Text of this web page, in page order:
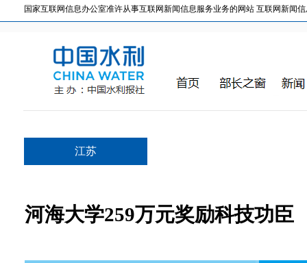
国家互联网信息办公室准许从事互联网新闻信息服务业务的网站 互联网新闻信
江苏
河海大学259万元奖励科技功臣